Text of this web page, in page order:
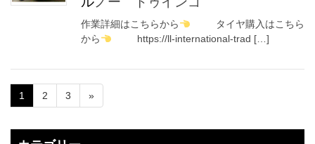
作業詳細はこちらから
タイヤ購入はこちら
から
https://ll-international-trad […]
1 2 3 »